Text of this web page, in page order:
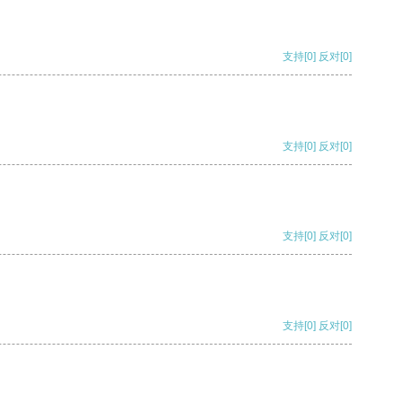
支持[0] 反对[0]
支持[0] 反对[0]
支持[0] 反对[0]
支持[0] 反对[0]